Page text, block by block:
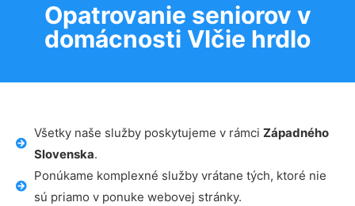
Opatrovanie seniorov v
domácnosti Vlčie hrdlo
Všetky naše služby poskytujeme v rámci Západného
Slovenska.
Ponúkame komplexné služby vrátane tých, ktoré nie
sú priamo v ponuke webovej stránky.